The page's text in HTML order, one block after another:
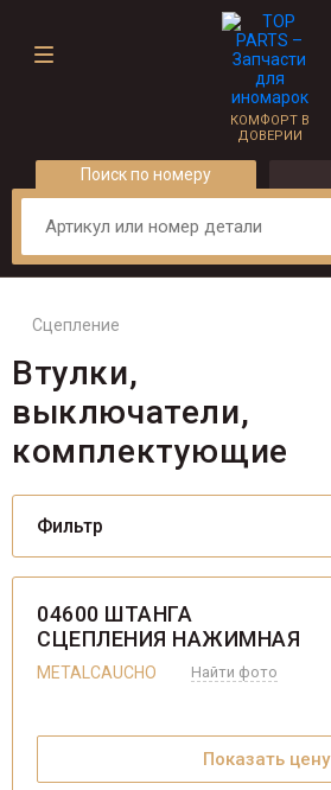
КОМФОРТ В
ДОВЕРИИ
Поиск по номеру
Сцепление
Втулки,
выключатели,
комплектующие
Фильтр
04600 ШТАНГА
СЦЕПЛЕНИЯ НАЖИМНАЯ
METALCAUCHO Найти фото
Показать цену